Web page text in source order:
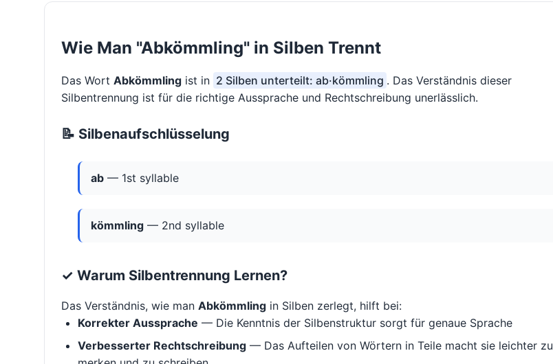
Wie Man "Abkömmling" in Silben Trennt
Das Wort Abkömmling ist in 2 Silben unterteilt: ab·kömmling . Das Verständnis dieser
Silbentrennung ist für die richtige Aussprache und Rechtschreibung unerlässlich.
📝 Silbenaufschlüsselung
ab — 1st syllable
kömmling — 2nd syllable
✓ Warum Silbentrennung Lernen?
Das Verständnis, wie man Abkömmling in Silben zerlegt, hilft bei:
Korrekter Aussprache — Die Kenntnis der Silbenstruktur sorgt für genaue Sprache
Verbesserter Rechtschreibung — Das Aufteilen von Wörtern in Teile macht sie leichter zu